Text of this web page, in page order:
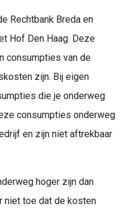
Rechtbank Breda en
Hof Den Haag. Deze
consumpties van de
zijn. Bij eigen
die je onderweg
consumpties onderweg
en zijn niet aftrekbaar
hoger zijn dan
niet toe dat de kosten